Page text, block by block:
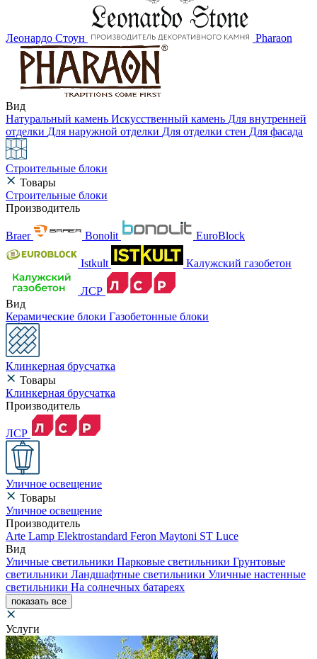
Леонардо Стоун Pharaon
Вид
Натуральный камень Искусственный камень Для внутренней
отделки Для наружной отделки Для отделки стен Для фасада
Строительные блоки
Товары
Строительные блоки
Производитель
Braer Bonolit EuroBlock
Istkult Калужский газобетон
ЛСР
Вид
Керамические блоки Газобетонные блоки
Клинкерная брусчатка
Товары
Клинкерная брусчатка
Производитель
ЛСР
Уличное освещение
Товары
Уличное освещение
Производитель
Arte Lamp Elektrostandard Feron Maytoni ST Luce
Вид
Уличные светильники Парковые светильники Грунтовые
светильники Ландшафтные светильники Уличные настенные
светильники На солнечных батареях
показать все
Услуги